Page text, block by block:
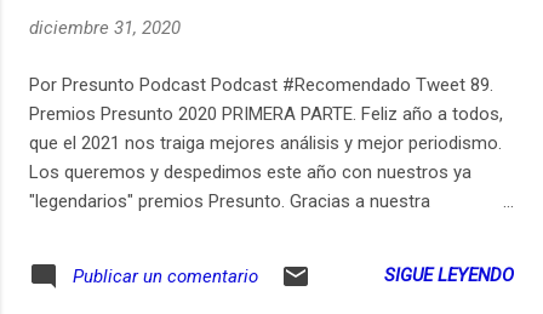
diciembre 31, 2020
Por Presunto Podcast Podcast #Recomendado Tweet 89.
Premios Presunto 2020 PRIMERA PARTE. Feliz año a todos,
que el 2021 nos traiga mejores análisis y mejor periodismo.
Los queremos y despedimos este año con nuestros ya
"legendarios" premios Presunto. Gracias a nuestra
episodio. Recibiremos el 2021 con la segunda parte de este
Publicar un comentario SIGUE LEYENDO